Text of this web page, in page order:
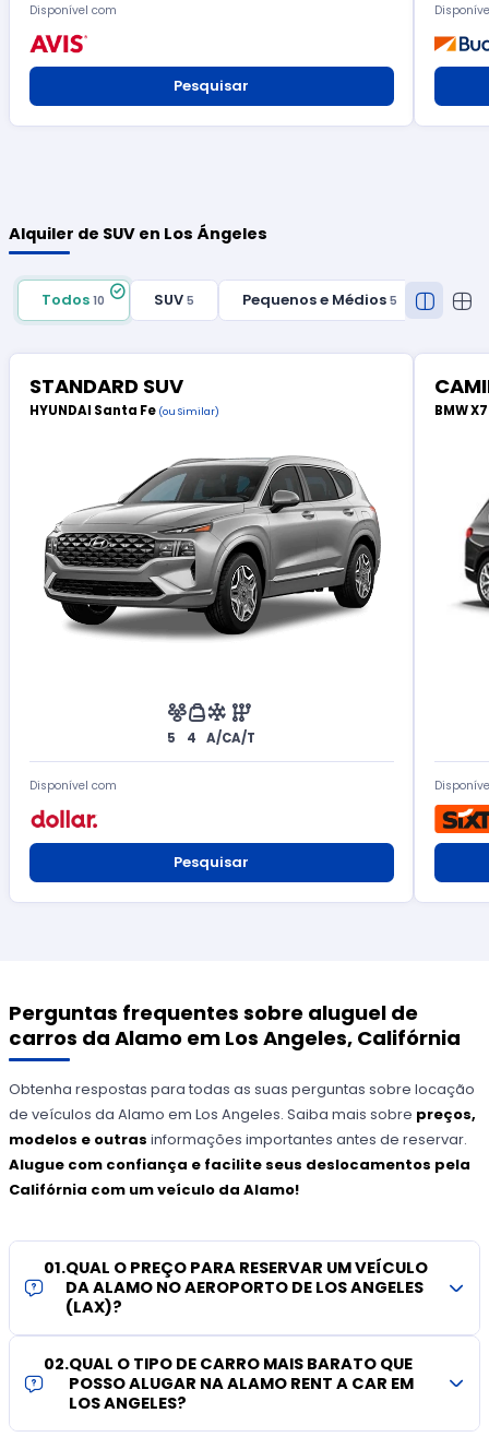
Disponível com
Pesquisar
Alquiler de SUV en Los Ángeles
Todos10 SUV 5 Pequenos e Médios 5
STANDARD SUV
HYUNDAI Santa Fe (ou Similar)
5 4 A/CA/T
Disponível com
Pesquisar
BMW
Perguntas frequentes sobre aluguel de
carros da Alamo em Los Angeles, Califórnia
Obtenha respostas para todas as suas perguntas sobre locação
de veículos da Alamo em Los Angeles. Saiba mais sobre preços,
modelos e outrasinformações importantes antes de reservar.
Alugue com confiança e facilite seus deslocamentos pela
Califórnia com um veículo da Alamo!
01.QUAL O PREÇO PARA RESERVAR UM VEÍCULO
DA ALAMO NO AEROPORTO DE LOS ANGELES
(LAX)?
02.QUAL O TIPO DE CARRO MAIS BARATO QUE
POSSO ALUGAR NA ALAMO RENT A CAR EM
LOS ANGELES?